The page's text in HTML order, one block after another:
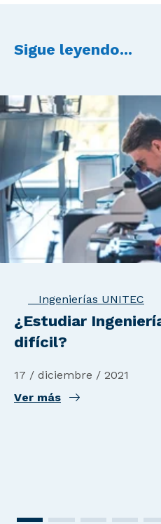
Sigue leyendo...
Ingenierías UNITEC
¿Estudiar
difícil?
17 / diciembre / 2021
Ver más